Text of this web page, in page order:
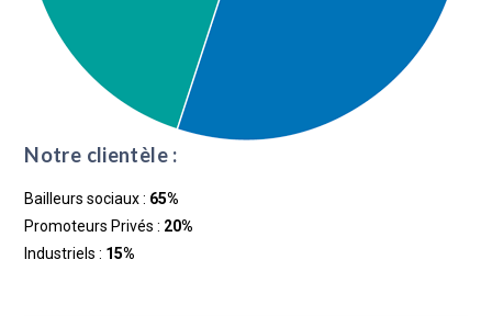
Notre clientèle :
Bailleurs sociaux : 65%
Promoteurs Privés : 20%
Industriels : 15%